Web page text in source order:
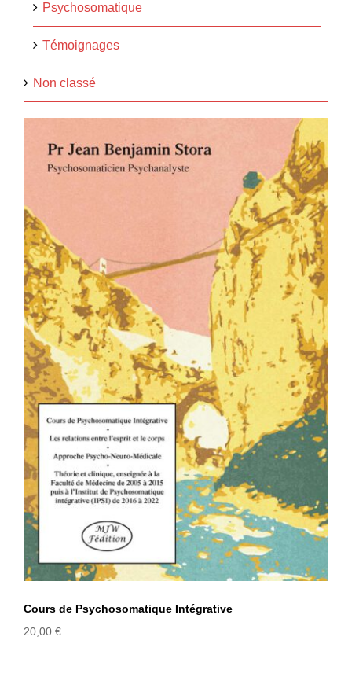
Psychosomatique
Témoignages
Non classé
Cours de Psychosomatique
Intégrative
Cours de Psychosomatique Intégrative
20,00 €